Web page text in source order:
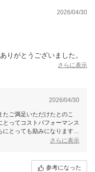
2026/04/30
りがとうございました。
さらに表示
2026/04/30
ご満足いただけたとのこ
ってコストパフォーマンス
とっても励みになります。
り良い商品とサービスを提供
さらに表示
参考になった